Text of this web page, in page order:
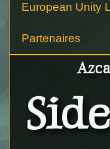
European Unity
Partenaires